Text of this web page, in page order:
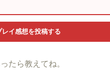
たら教えてね。